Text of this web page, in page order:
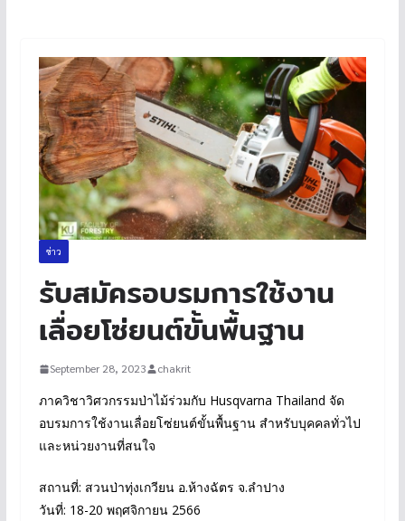
ข่าว
รับสมัครอบรมการใช้งาน
เลื่อยโซ่ยนต์ขั้นพื้นฐาน
September 28, 2023 chakrit
ภาควิชาวิศวกรรมป่าไม้ร่วมกับ Husqvarna Thailand จัด
อบรมการใช้งานเลื่อยโซ่ยนต์ขั้นพื้นฐาน สำหรับบุคคลทั่วไป
และหน่วยงานที่สนใจ
สถานที่: สวนป่าทุ่งเกวียน อ.ห้างฉัตร จ.ลำปาง
วันที่: 18-20 พฤศจิกายน 2566